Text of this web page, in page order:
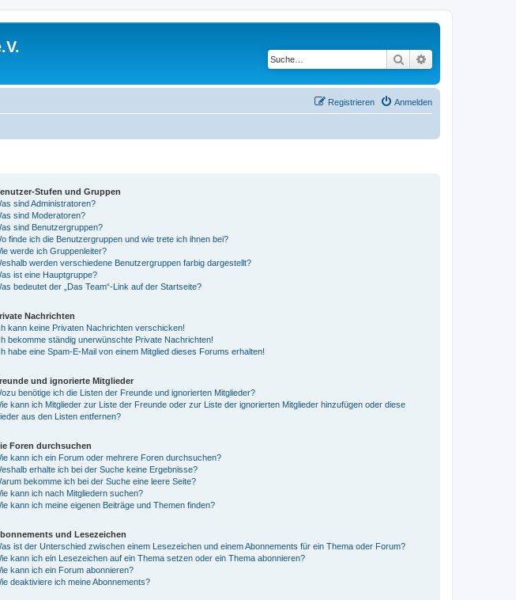
Suche
Anmelden
Registrieren
Stufen und Gruppen
sind Administratoren?
sind Moderatoren?
sind Benutzergruppen?
finde ich die Benutzergruppen und wie trete ich ihnen bei?
werde ich Gruppenleiter?
werden verschiedene Benutzergruppen farbig dargestellt?
ist eine Hauptgruppe?
bedeutet der „Das Team“-Link auf der Startseite?
Nachrichten
kann keine Privaten Nachrichten verschicken!
bekomme ständig unerwünschte Private Nachrichten!
habe eine Spam-E-Mail von einem Mitglied dieses Forums erhalten!
und ignorierte Mitglieder
benötige ich die Listen der Freunde und ignorierten Mitglieder?
kann ich Mitglieder zur Liste der Freunde oder zur Liste der ignorierten Mitglieder hinzufügen oder diese
aus den Listen entfernen?
Foren durchsuchen
kann ich ein Forum oder mehrere Foren durchsuchen?
erhalte ich bei der Suche keine Ergebnisse?
bekomme ich bei der Suche eine leere Seite?
kann ich nach Mitgliedern suchen?
kann ich meine eigenen Beiträge und Themen finden?
und Lesezeichen
ist der Unterschied zwischen einem Lesezeichen und einem Abonnements für ein Thema oder Forum?
kann ich ein Lesezeichen auf ein Thema setzen oder ein Thema abonnieren?
kann ich ein Forum abonnieren?
deaktiviere ich meine Abonnements?